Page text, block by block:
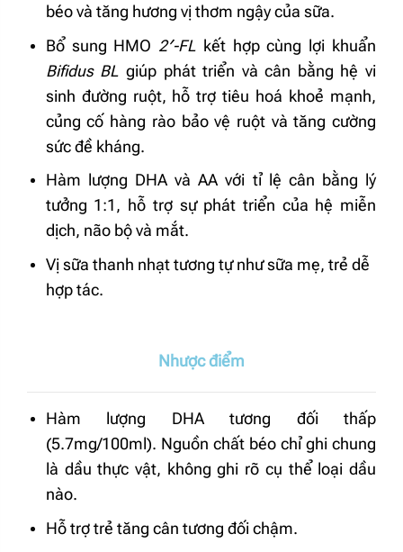
béo và tăng hương vị thơm ngậy của sữa.
Bổ sung HMO 2′-FL kết hợp cùng lợi khuẩn
Bifidus BL giúp phát triển và cân bằng hệ vi
sinh đường ruột, hỗ trợ tiêu hoá khoẻ mạnh,
củng cố hàng rào bảo vệ ruột và tăng cường
sức đề kháng.
Hàm lượng DHA và AA với tỉ lệ cân bằng lý
tưởng 1:1, hỗ trợ sự phát triển của hệ miễn
dịch, não bộ và mắt.
Vị sữa thanh nhạt tương tự như sữa mẹ, trẻ dễ
hợp tác.
Nhược điểm
Hàm lượng DHA tương đối thấp
(5.7mg/100ml). Nguồn chất béo chỉ ghi chung
là dầu thực vật, không ghi rõ cụ thể loại dầu
nào.
Hỗ trợ trẻ tăng cân tương đối chậm.